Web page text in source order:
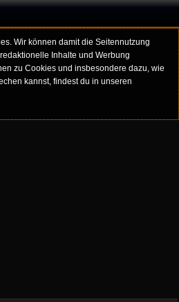
Wir können damit die Seitennutzung
Inhalte und Werbung
zu Cookies und insbesondere dazu, wie
kannst, findest du in unseren